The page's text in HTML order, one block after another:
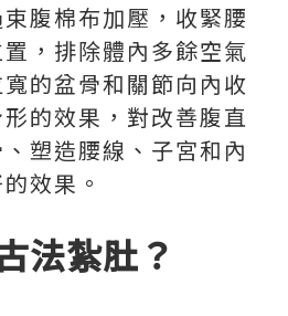
腹棉布加壓，收緊腰
，排除體內多餘空氣
的盆骨和關節向內收
的效果，對改善腹直
塑造腰線、子宮和內
效果。
法紮肚？